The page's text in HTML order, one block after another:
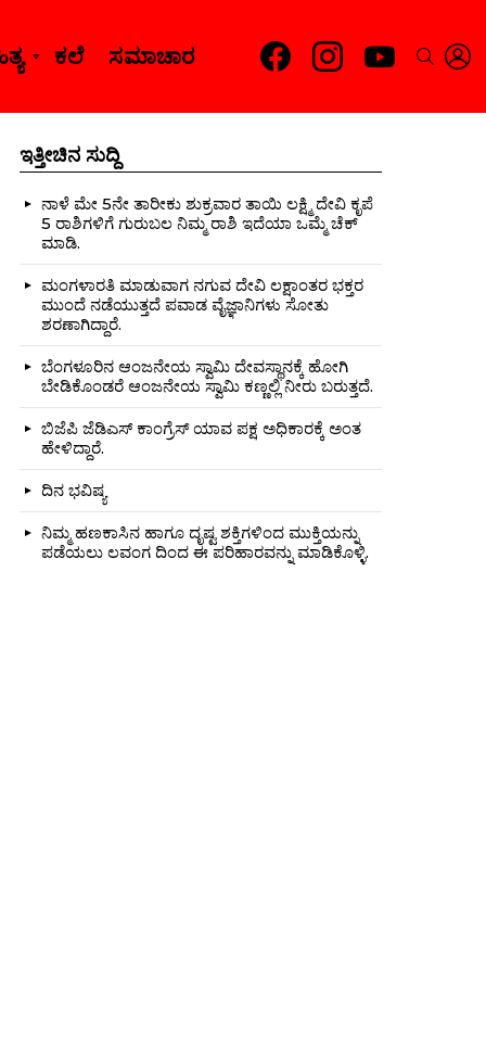
ಕಲೆ ಸಮಾಚಾರ
ಇತ್ತೀಚಿನ ಸುದ್ದಿ
ನಾಳೆ ಮೇ 5ನೇ ತಾರೀಕು ಶುಕ್ರವಾರ ತಾಯಿ ಲಕ್ಷ್ಮಿ ದೇವಿ ಕೃಪೆ
5 ರಾಶಿಗಳಿಗೆ ಗುರುಬಲ ನಿಮ್ಮ ರಾಶಿ ಇದೆಯಾ ಒಮ್ಮೆ ಚೆಕ್
ಮಾಡಿ.
ಮಂಗಳಾರತಿ ಮಾಡುವಾಗ ನಗುವ ದೇವಿ ಲಕ್ಷಾಂತರ ಭಕ್ತರ
ಮುಂದೆ ನಡೆಯುತ್ತದೆ ಪವಾಡ ವೈಜ್ಞಾನಿಗಳು ಸೋತು
ಶರಣಾಗಿದ್ದಾರೆ.
ಬೆಂಗಳೂರಿನ ಆಂಜನೇಯ ಸ್ವಾಮಿ ದೇವಸ್ಥಾನಕ್ಕೆ ಹೋಗಿ
ಬೇಡಿಕೊಂಡರೆ ಆಂಜನೇಯ ಸ್ವಾಮಿ ಕಣ್ಣಲ್ಲಿ ನೀರು ಬರುತ್ತದೆ.
ಬಿಜೆಪಿ ಜೆಡಿಎಸ್ ಕಾಂಗ್ರೆಸ್ ಯಾವ ಪಕ್ಷ ಅಧಿಕಾರಕ್ಕೆ ಅಂತ
ಹೇಳಿದ್ದಾರೆ.
ದಿನ ಭವಿಷ್ಯ
ನಿಮ್ಮ ಹಣಕಾಸಿನ ಹಾಗೂ ದೃಷ್ಟ ಶಕ್ತಿಗಳಿಂದ ಮುಕ್ತಿಯನ್ನು
ಪಡೆಯಲು ಲವಂಗ ದಿಂದ ಈ ಪರಿಹಾರವನ್ನು ಮಾಡಿಕೊಳ್ಳಿ.